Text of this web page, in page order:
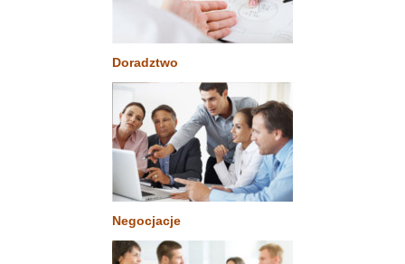
Doradztwo
Negocjacje